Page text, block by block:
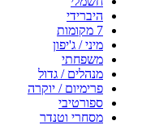
היברידי
7 מקומות
מיני / ג'יפון
משפחתי
מנהלים / גדול
פרימיום / יוקרה
ספורטיבי
מסחרי וטנדר